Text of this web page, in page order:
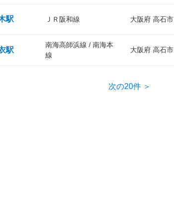
駅 ＪＲ阪和線 大阪府 高石市
駅
南海高師浜線 / 南海本
線
大阪府 高石市
次の20件 ＞